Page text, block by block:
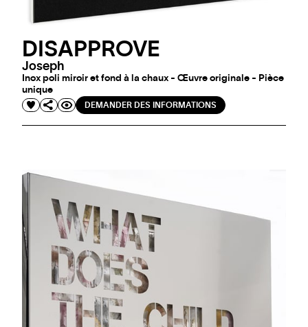
DISAPPROVE
Joseph
Inox poli miroir et fond à la chaux - Œuvre originale - Pièce
unique
DEMANDER DES INFORMATIONS